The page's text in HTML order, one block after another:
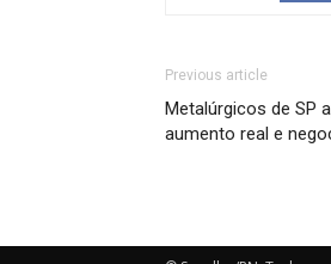
Previous article
Metalúrgicos de SP
aumento real e